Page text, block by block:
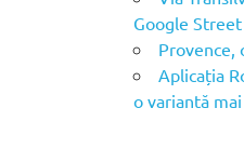
Google
Provence,
Aplicația
o variantă